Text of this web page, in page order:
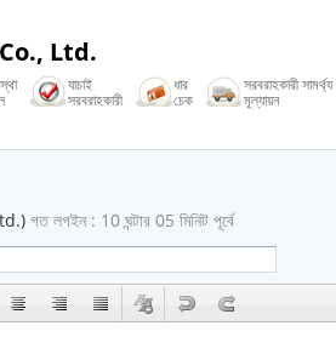
Ltd.
যাচাই
সরবরাহকারী
ধার
চেক
সরবরাহকারী সামর্থ্য
মূল্যায়ন
গত লগইন : 10 ঘন্টার 05 মিনিট পূর্বে